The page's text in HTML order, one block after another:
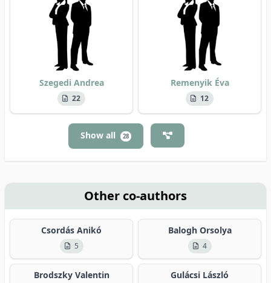
Szegedi Andrea
22
Remenyik Éva
12
Show all 28
Other co-authors
Csordás Anikó
5
Balogh Orsolya
4
Brodszky Valentin Gulácsi László